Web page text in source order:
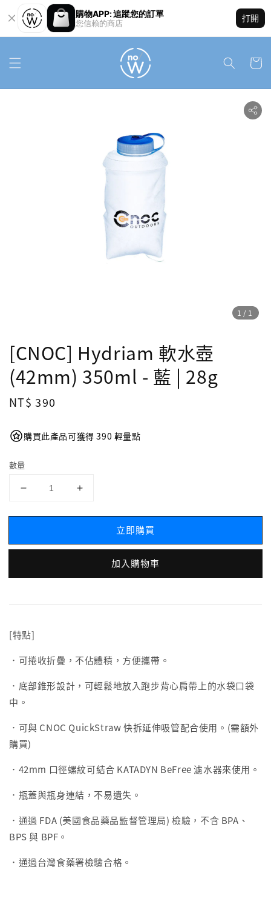
購物APP: 追蹤您的訂單
您信賴的商店
打開
1 /1
[CNOC] Hydriam 軟水壺
(42mm) 350ml - 藍 | 28g
Regular
NT$ 390
購買此產品可獲得 390 輕量點
數量
立即購買
加入購物車
[特點]
．可捲收折疊，不佔體積，方便攜帶。
．底部錐形設計，可輕鬆地放入跑步背心肩帶上的水袋口袋
中。
．可與 CNOC QuickStraw 快拆延伸吸管配合使用。(需額外
購買)
．42mm 口徑螺紋可結合 KATADYN BeFree 濾水器來使用。
．瓶蓋與瓶身連結，不易遺失。
．通過 FDA (美國食品藥品監督管理局) 檢驗，不含 BPA、
BPS 與 BPF。
．通過台灣食藥署檢驗合格。